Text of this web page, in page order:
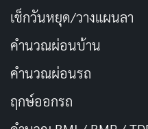
เช็กวันหยุด/วางแผนลา
คำนวณผ่อนบ้าน
คำนวณผ่อนรถ
ฤกษ์ออกรถ